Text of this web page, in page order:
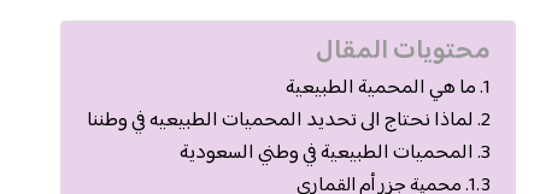
محتويات المقال
ما هي المحمية الطبيعية
لماذا نحتاج الى تحديد المحميات الطبيعيه في وطننا
المحميات الطبيعية في وطني السعودية
محمية جزر أم القماري